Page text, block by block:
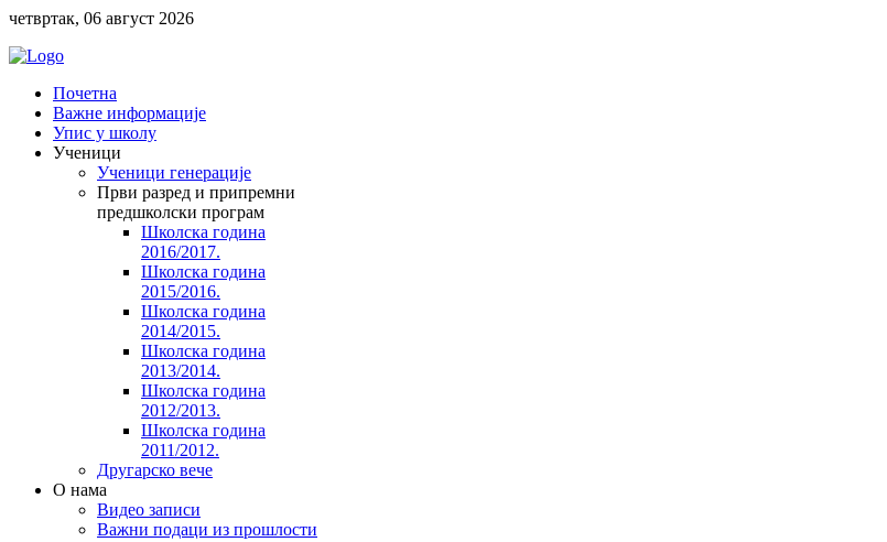
четвртак, 06 август 2026
Почетна
Важне информације
Упис у школу
Ученици
Ученици генерације
Први разред и припремни
предшколски програм
Школска година
2016/2017.
Школска година
2015/2016.
Школска година
2014/2015.
Школска година
2013/2014.
Школска година
2012/2013.
Школска година
2011/2012.
Другарско вече
O нама
Видео записи
Важни подаци из прошлости